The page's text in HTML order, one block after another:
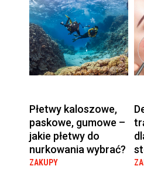
Płetwy kaloszowe,
paskowe, gumowe –
jakie płetwy do
nurkowania wybrać?
ZAKUPY